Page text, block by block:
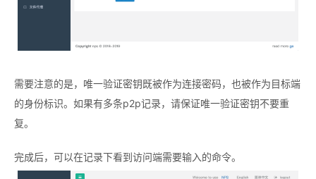
需要注意的是，唯一验证密钥既被作为连接密码，也被作为目标端
的身份标识。如果有多条p2p记录，请保证唯一验证密钥不要重
复。
完成后，可以在记录下看到访问端需要输入的命令。